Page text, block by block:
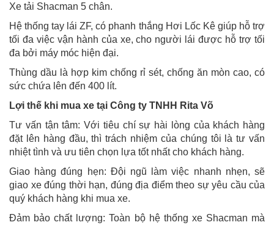
Xe tải Shacman 5 chân.
Hệ thống tay lái ZF, có phanh thắng Hơi Lốc Kê giúp hỗ trợ
tối đa việc vận hành của xe, cho người lái được hỗ trợ tối
đa bởi máy móc hiện đại.
Thùng dầu là hợp kim chống rỉ sét, chống ăn mòn cao, có
sức chứa lên đến 400 lít.
Lợi thế khi mua xe tại Công ty TNHH Rita Võ
Tư vấn tận tâm: Với tiêu chí sự hài lòng của khách hàng
đặt lên hàng đầu, thì trách nhiệm của chúng tôi là tư vấn
nhiệt tình và ưu tiên chọn lựa tốt nhất cho khách hàng.
Giao hàng đúng hẹn: Đội ngũ làm việc nhanh nhẹn, sẽ
giao xe đúng thời hạn, đúng địa điểm theo sự yêu cầu của
quý khách hàng khi mua xe.
Đảm bảo chất lượng: Toàn bộ hệ thống xe Shacman mà